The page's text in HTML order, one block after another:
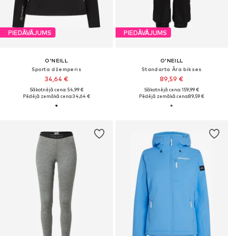
PIEDĀVĀJUMS
O'NEILL
Sporta džemperis
34,64 €
Sākotnējā cena: 54,99 €
Pēdējā zemākā cena:34,64 €
PIEDĀVĀJUMS
O'NEILL
Standarta Āra bikses
89,59 €
Sākotnējā cena: 159,99 €
Pēdējā zemākā cena:89,59 €